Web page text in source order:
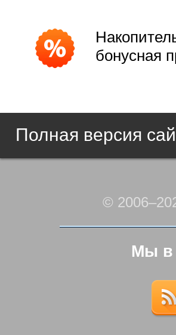
бонусная
Полная версия
©
Мы в